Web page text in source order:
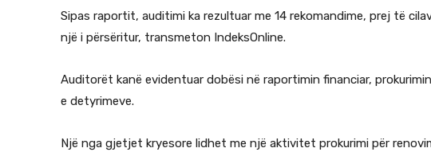
Sipas raportit, auditimi ka rezultuar me 14 rekomandime, prej të
një i përsëritur, transmeton IndeksOnline.
Auditorët kanë evidentuar dobësi në raportimin financiar,
e detyrimeve.
Një nga gjetjet kryesore lidhet me një aktivitet prokurimi për